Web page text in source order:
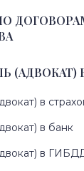
(АДВОКАТ)
в
в банк
в